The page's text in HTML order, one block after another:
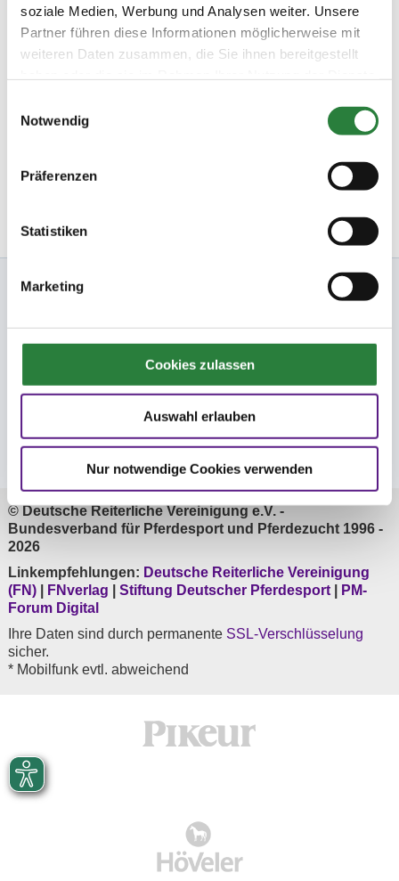
soziale Medien, Werbung und Analysen weiter. Unsere
Partner führen diese Informationen möglicherweise mit
weiteren Daten zusammen, die Sie ihnen bereitgestellt
Notwendig
Präferenzen
Statistiken
Marketing
Cookies zulassen
Auswahl erlauben
Nur notwendige Cookies verwenden
Fragen und Antworten
Antworten zu den häufigsten
Fragen.
Ihre Startbereitschaft können Sie online erklären.
FNverlag
Folge uns
© Deutsche Reiterliche Vereinigung e.V. -
Bundesverband für Pferdesport und Pferdezucht 1996 -
2026
Linkempfehlungen: Deutsche Reiterliche Vereinigung
(FN)
FNverlag Stiftung Deutscher Pferdesport
PM-
Forum Digital
Ihre Daten sind durch permanente SSL-Verschlüsselung
sicher.
* Mobilfunk evtl. abweichend